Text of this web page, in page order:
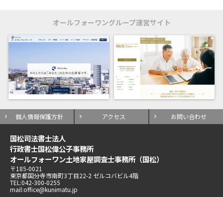
オールフォーワングループ運営サイト
個人情報保護方針 アクセス お問い合わせ
国松司法書士法人
行政書士国松偉公子事務所
オールフォーワン土地家屋調査士事務所（国松）
〒185-0021
東京都国分寺市南町3丁目22-2 ゼルコバビル4階
TEL:042-300-0255
mail:office@kunimatu.jp